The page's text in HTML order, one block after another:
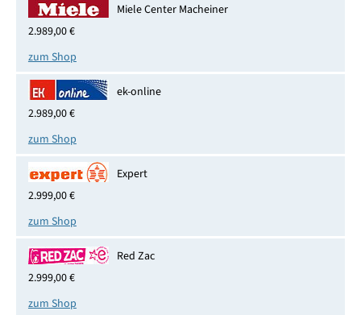
Miele Center Macheiner
2.989,00 €
zum Shop
ek-online
2.989,00 €
zum Shop
Expert
2.999,00 €
zum Shop
Red Zac
2.999,00 €
zum Shop